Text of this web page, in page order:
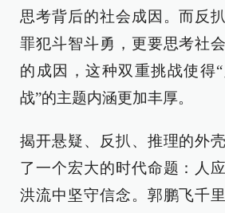
思考背后的社会成因。而反
罪犯斗智斗勇，更要思考社
的成因，这种双重挑战使得
战”的主题内涵更加丰厚。
揭开悬疑、反扒、推理的外
了一个宏大的时代命题：人
洪流中坚守信念。郭鹏飞千